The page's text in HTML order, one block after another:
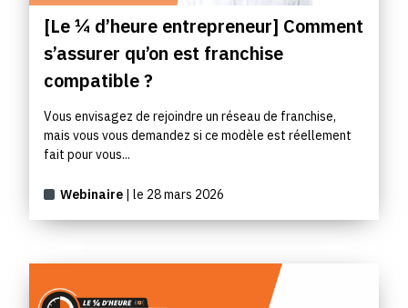
[Le ¼ d’heure entrepreneur] Comment
s’assurer qu’on est franchise
compatible ?
Vous envisagez de rejoindre un réseau de franchise,
mais vous vous demandez si ce modèle est réellement
fait pour vous...
Webinaire | le 28 mars 2026